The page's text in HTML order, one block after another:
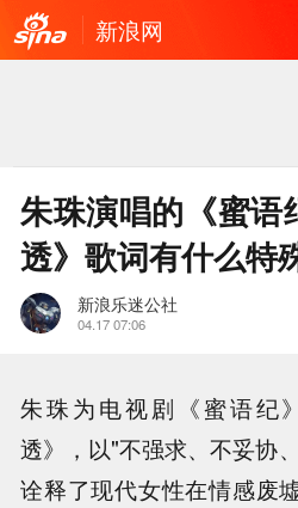
新浪网
朱珠演唱的《蜜语
透》歌词有什么特
新浪乐迷公社
04.17 07:06
朱珠为电视剧《蜜语纪
透》，以"不强求、不妥协
诠释了现代女性在情感废